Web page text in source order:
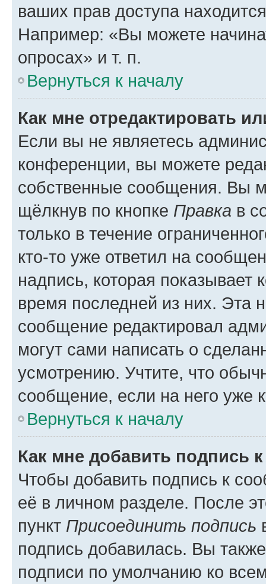
ваших прав доступа
Например: «Вы можете
опросах» и т. п.
Вернуться к началу
Как мне отредактировать
Если вы не являетесь
конференции, вы можете
собственные сообщения. Вы
щёлкнув по кнопке Правка в
только в течение
кто-то уже ответил на
надпись, которая показывает
время последней из них. Эта
сообщение редактировал
могут сами написать о
усмотрению. Учтите, что
сообщение, если на него уже
Вернуться к началу
Как мне добавить подпись
Чтобы добавить подпись к
её в личном разделе. После
пункт Присоединить подпись
подпись добавилась. Вы
подписи по умолчанию ко